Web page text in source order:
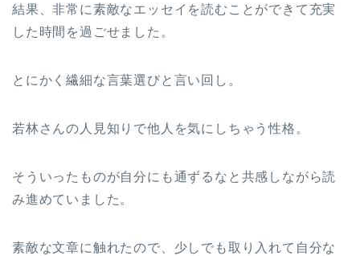
結果、非常に素敵なエッセイを読むことができて充実
した時間を過ごせました。
とにかく繊細な言葉選びと言い回し。
若林さんの人見知りで他人を気にしちゃう性格。
そういったものが自分にも通ずるなと共感しながら読
み進めていました。
素敵な文章に触れたので、少しでも取り入れて自分な